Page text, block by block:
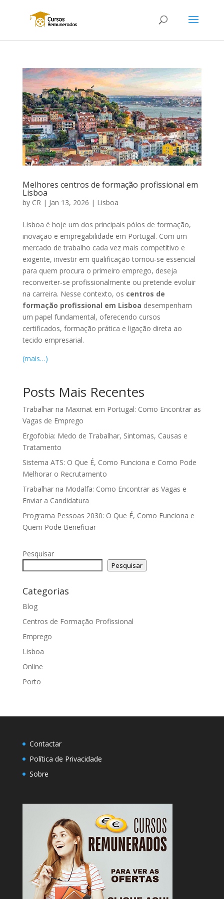
Melhores centros de formação profissional em
Lisboa
by CR| Jan 13, 2026 | Lisboa
Lisboa é hoje um dos principais pólos de formação,
inovação e empregabilidade em Portugal. Com um
mercado de trabalho cada vez mais competitivo e
exigente, investir em qualificação tornou‑se essencial
para quem procura o primeiro emprego, deseja
reconverter‑se profissionalmente ou pretende evoluir
na carreira. Nesse contexto, os centros de
formação profissional em Lisboa desempenham
um papel fundamental, oferecendo cursos
certificados, formação prática e ligação direta ao
tecido empresarial.
(mais…)
Posts Mais Recentes
Trabalhar na Maxmat em Portugal: Como Encontrar as
Vagas de Emprego
Ergofobia: Medo de Trabalhar, Sintomas, Causas e
Tratamento
Sistema ATS: O Que É, Como Funciona e Como Pode
Melhorar o Recrutamento
Trabalhar na Modalfa: Como Encontrar as Vagas e
Enviar a Candidatura
Programa Pessoas 2030: O Que É, Como Funciona e
Quem Pode Beneficiar
Pesquisar
Pesquisar
Categorias
Blog
Centros de Formação Profissional
Emprego
Lisboa
Online
Porto
Contactar
Política de Privacidade
Sobre